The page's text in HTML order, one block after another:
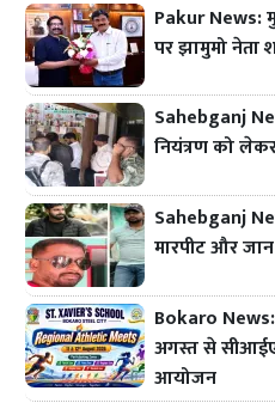
Pakur News:
पर झामुमो नेता
Sahebganj
नियंत्रण को
Sahebganj
मारपीट और
Bokaro News:
अगस्त से
आयोजन